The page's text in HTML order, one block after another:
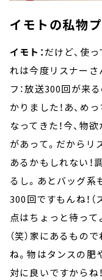
イモトの私物プ
イモト：だけど、使
れは今度リスナーさ
フ：放送300回が来る
かりました！あ、め
なってきた！今、物
があって。だから
あるかもしれない！
るし。あとバッグ系
300回ですもんね！（
点はちょっと待って
（笑）家にあるもの
ね。物はタンスの肥
対に良いですからね